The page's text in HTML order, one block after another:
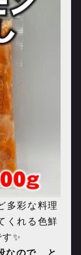
多彩な料理
くれる色鮮
✨